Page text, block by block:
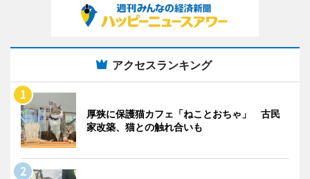
アクセスランキング
厚狭に保護猫カフェ「ねことおちゃ」 古民
家改築、猫との触れ合いも